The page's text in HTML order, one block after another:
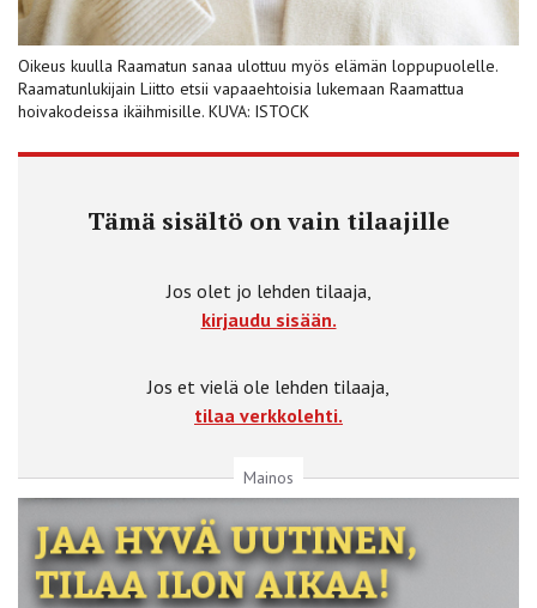
Oikeus kuulla Raamatun sanaa ulottuu myös elämän loppupuolelle.
Raamatunlukijain Liitto etsii vapaaehtoisia lukemaan Raamattua
hoivakodeissa ikäihmisille. KUVA: ISTOCK
Tämä sisältö on vain tilaajille
Jos olet jo lehden tilaaja,
kirjaudu sisään.
Jos et vielä ole lehden tilaaja,
tilaa verkkolehti.
Mainos